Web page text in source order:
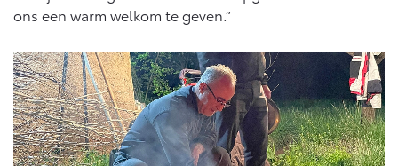
ons een warm welkom te geven.”